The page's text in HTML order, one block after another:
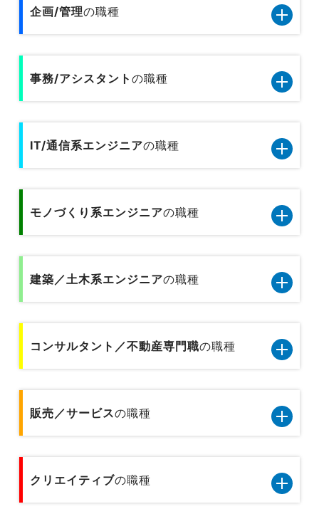
小売／外食の営業
旅行関連の営業
不動産営業／建設営業
専門商社の営業
金融業界の代理店営業
金融業界の法人営業
企画/管理の職種
企画管理13職種のデータです
内部監査
人事
経営企画／事業企画
貿易／国際業務
広報／PR／IR
広告宣伝
事務/アシスタント の職種
事務/アシスタント9職種のデータです
一般事務
秘書／受付
企画事務
貿易事務
総務事務／法務事務／知財事務／広報事務
IT/通信系エンジニアの職種
IT/通信系エンジニア8職種のデータです
テクニカルサポート／ヘルプデスク
データベース／セキュリティエンジニア
Webエンジニア
プリセールス
ITコンサルタント
モノづくり系エンジニアの職種
モノづくり系エンジニア5職種のデータです
品質管理／品質保証（モノづくり系)
機械設計／金型設計／光学設計
建築／土木系エンジニアの職種
建築／土木系エンジニア6職種のデータです
プラントエンジニア
設備保全／保守／設備メンテナンス
技術開発／部材開発／解析／調査
コンサルタント／不動産専門職の職種
コンサルタント／不動産専門職2職種のデータで
す
コンサルタント
販売／サービスの職種
販売／サービス10職種のデータです
テクニカルサポート／ヘルプデスク
クリエイティブの職種